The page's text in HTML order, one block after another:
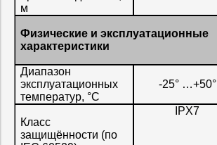
м
Физические и эксплуатационные
характеристики
Диапазон
эксплуатационных
температур, °С
-25° …+50°
Класс
защищённости (по
IPX7